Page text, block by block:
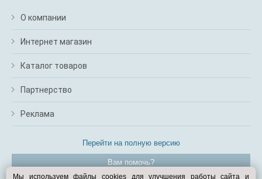
О компании
Интернет магазин
Каталог товаров
Партнерство
Реклама
Перейти на полную версию
Вам помочь?
Мы используем файлы cookies для улучшения работы сайта и